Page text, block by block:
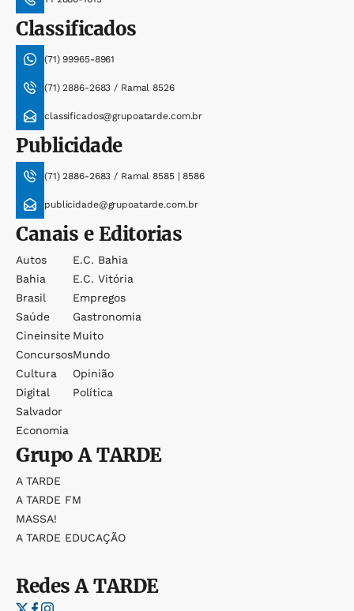
Classificados
(71) 99965-8961
(71) 2886-2683 / Ramal 8526
classificados@grupoatarde.com.br
Publicidade
(71) 2886-2683 / Ramal 8585 | 8586
publicidade@grupoatarde.com.br
Canais e Editorias
Autos
Bahia
Brasil
Saúde
Cineinsite
Concursos
Cultura
Digital
Salvador
Economia
E.c. Bahia
E.c. Vitória
Empregos
Gastronomia
Muito
Mundo
Opinião
Política
GrupoA TARDE
A TARDE
A TARDE FM
MASSA!
A TARDE EDUCAÇÃO
RedesA TARDE